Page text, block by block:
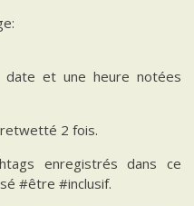
et une heure notées
2 fois.
enregistrés dans ce
#être #inclusif.